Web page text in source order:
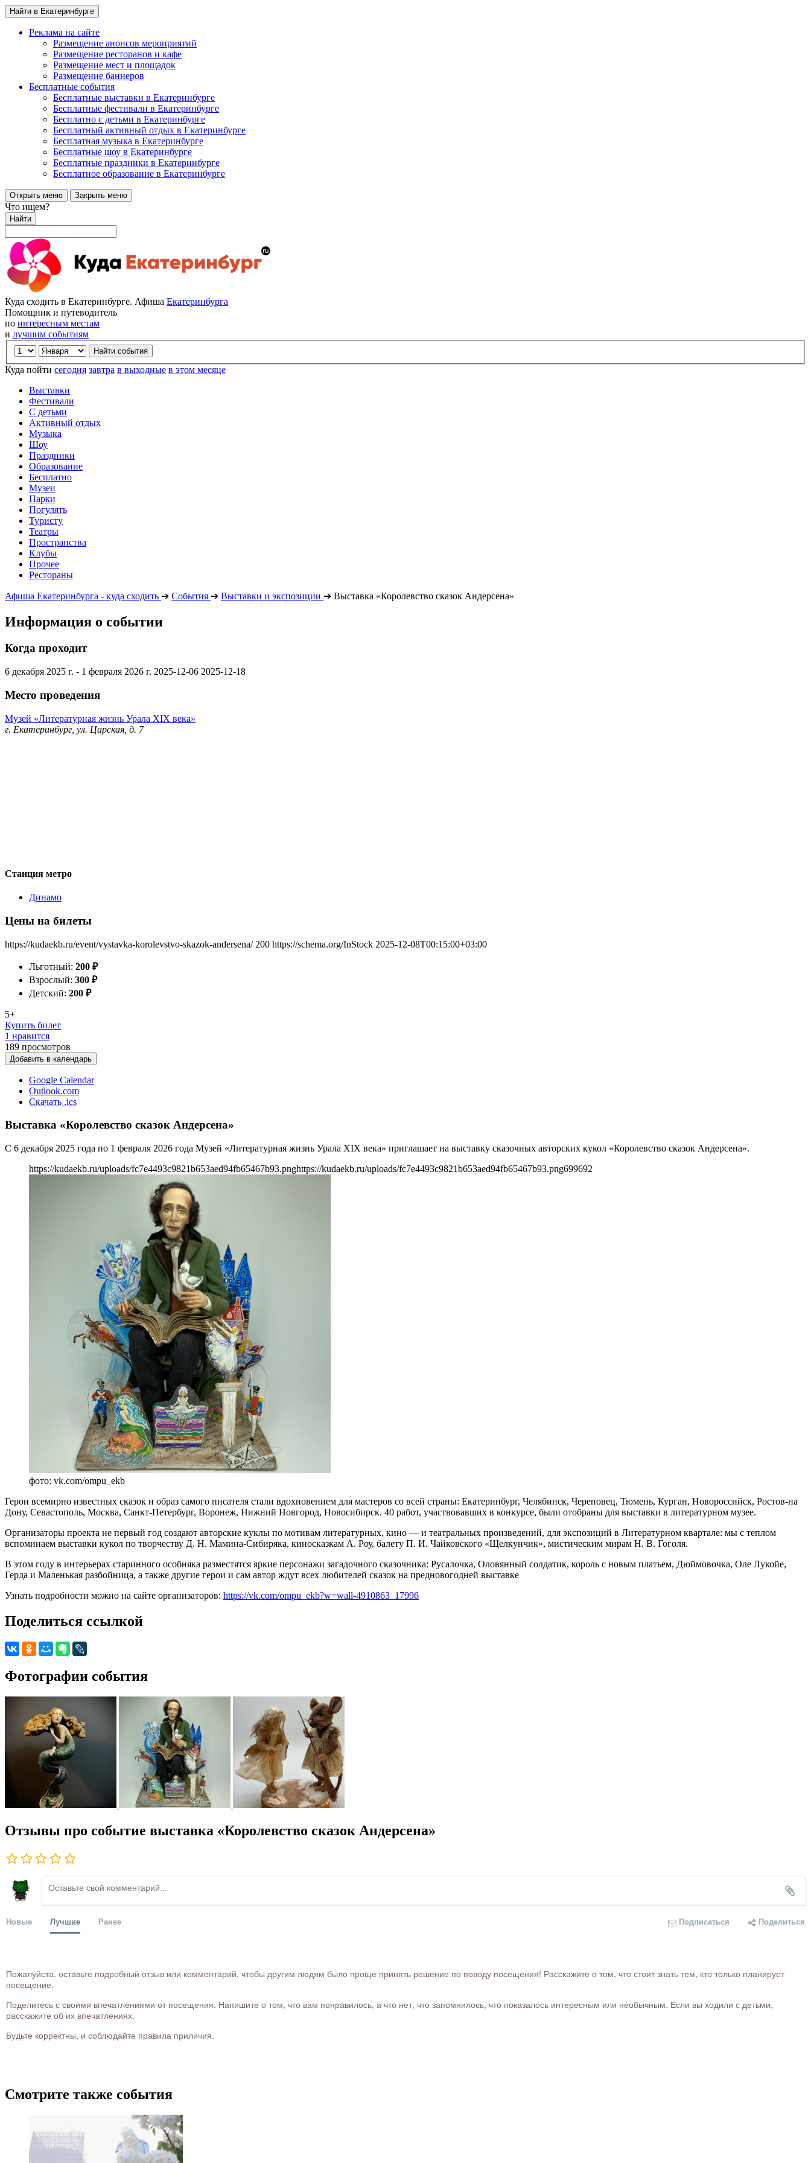
Найти в Екатеринбурге
Реклама на сайте
Размещение анонсов мероприятий
Размещение ресторанов и кафе
Размещение мест и площадок
Размещение баннеров
Бесплатные события
Бесплатные выставки в Екатеринбурге
Бесплатные фестивали в Екатеринбурге
Бесплатно с детьми в Екатеринбурге
Бесплатный активный отдых в Екатеринбурге
Бесплатная музыка в Екатеринбурге
Бесплатные шоу в Екатеринбурге
Бесплатные праздники в Екатеринбурге
Бесплатное образование в Екатеринбурге
Открыть меню Закрыть меню
Что ищем?
Найти
Куда сходить в Екатеринбурге. Афиша Екатеринбурга
Помощник и путеводитель
по интересным местам
и лучшим событиям
Куда пойти сегодня завтра в выходные в этом месяце
Выставки
Фестивали
С детьми
Активный отдых
Музыка
Шоу
Праздники
Образование
Бесплатно
Музеи
Парки
Погулять
Туристу
Театры
Пространства
Клубы
Прочее
Рестораны
Афиша Екатеринбурга - куда сходить ➔ События ➔ Выставки и экспозиции ➔ Выставка «Королевство сказок Андерсена»
Информация о событии
Когда проходит
6 декабря 2025 г. - 1 февраля 2026 г. 2025-12-06 2025-12-18
Место проведения
Музей «Литературная жизнь Урала XIX века»
г. Екатеринбург, ул. Царская, д. 7
Станция метро
Динамо
Цены на билеты
https://kudaekb.ru/event/vystavka-korolevstvo-skazok-andersena/ 200 https://schema.org/InStock 2025-12-08T00:15:00+03:00
Льготный: 200 ₽
Взрослый: 300 ₽
Детский: 200 ₽
5+
Купить билет
1 нравится
189 просмотров
Добавить в календарь
Google Calendar
Outlook.com
Скачать .ics
Выставка «Королевство сказок Андерсена»
С 6 декабря 2025 года по 1 февраля 2026 года Музей «Литературная жизнь Урала XIX века» приглашает на выставку сказочных авторских кукол «Королевство сказок Андерсена».
https://kudaekb.ru/uploads/fc7e4493c9821b653aed94fb65467b93.pnghttps://kudaekb.ru/uploads/fc7e4493c9821b653aed94fb65467b93.png699692
фото: vk.com/ompu_ekb
Герои всемирно известных сказок и образ самого писателя стали вдохновением для мастеров со всей страны: Екатеринбург, Челябинск, Череповец, Тюмень, Курган, Новороссийск, Ростов-на
Дону, Севастополь, Москва, Санкт-Петербург, Воронеж, Нижний Новгород, Новосибирск. 40 работ, участвовавших в конкурсе, были отобраны для выставки в литературном музее.
Организаторы проекта не первый год создают авторские куклы по мотивам литературных, кино — и театральных произведений, для экспозиций в Литературном квартале: мы с теплом
вспоминаем выставки кукол по творчеству Д. Н. Мамина-Сибиряка, киносказкам А. Роу, балету П. И. Чайковского «Щелкунчик», мистическим мирам Н. В. Гоголя.
В этом году в интерьерах старинного особняка разместятся яркие персонажи загадочного сказочника: Русалочка, Оловянный солдатик, король с новым платьем, Дюймовочка, Оле Лукойе,
Герда и Маленькая разбойница, а также другие герои и сам автор ждут всех любителей сказок на предновогодней выставке
Узнать подробности можно на сайте организаторов: https://vk.com/ompu_ekb?w=wall-4910863_17996
Поделиться ссылкой
Фотографии события
Отзывы про событие выставка «Королевство сказок Андерсена»
Новые Лучшие Ранее Подписаться Поделиться
Пожалуйста, оставьте подробный отзыв или комментарий, чтобы другим людям было проще принять решение по поводу посещения! Расскажите о том, что стоит знать тем, кто только планирует
посещение.
Поделитесь с своими впечатлениями от посещения. Напишите о том, что вам понравилось, а что нет, что запомнилось, что показалось интересным или необычным. Если вы ходили с детьми,
расскажите об их впечатлениях.
Будьте корректны, и соблюдайте правила приличия.
Смотрите также события